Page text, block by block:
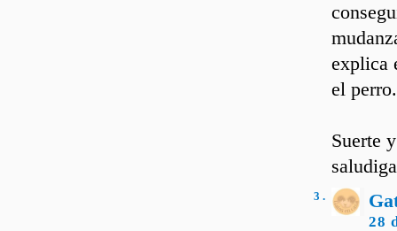
explica
el perro.
Suerte
3 .
28